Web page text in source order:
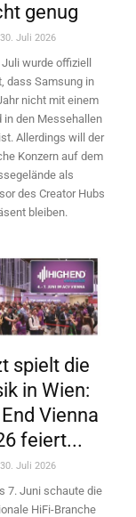
genug
30. Juli 2026
wurde offiziell
dass Samsung in
nicht mit einem
in den Messehallen
Allerdings will ­der
Konzern auf dem
als
des Creator Hubs
bleiben.
spielt die
in Wien:
Vienna
feiert...
30. Juli 2026
7. Juni schaute die
HiFi-Branche